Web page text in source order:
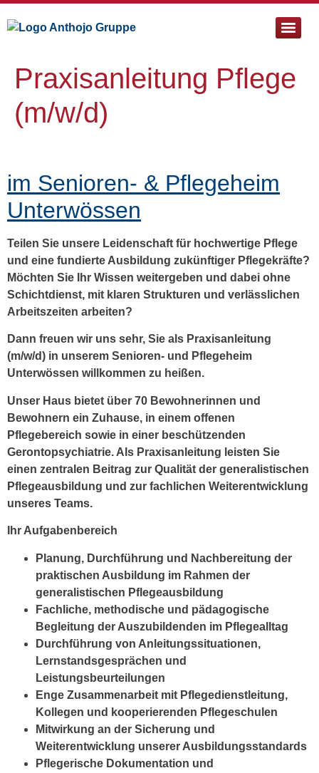
Praxisanleitung Pflege
(m/w/d)
im Senioren- & Pflegeheim
Unterwössen
Teilen Sie unsere Leidenschaft für hochwertige Pflege
und eine fundierte Ausbildung zukünftiger Pflegekräfte?
Möchten Sie Ihr Wissen weitergeben und dabei ohne
Schichtdienst, mit klaren Strukturen und verlässlichen
Arbeitszeiten arbeiten?
Dann freuen wir uns sehr, Sie als Praxisanleitung
(m/w/d) in unserem Senioren- und Pflegeheim
Unterwössen willkommen zu heißen.
Unser Haus bietet über 70 Bewohnerinnen und
Bewohnern ein Zuhause, in einem offenen
Pflegebereich sowie in einer beschützenden
Gerontopsychiatrie. Als Praxisanleitung leisten Sie
einen zentralen Beitrag zur Qualität der generalistischen
Pflegeausbildung und zur fachlichen Weiterentwicklung
unseres Teams.
Ihr Aufgabenbereich
Planung, Durchführung und Nachbereitung der
praktischen Ausbildung im Rahmen der
generalistischen Pflegeausbildung
Fachliche, methodische und pädagogische
Begleitung der Auszubildenden im Pflegealltag
Durchführung von Anleitungssituationen,
Lernstandsgesprächen und
Leistungsbeurteilungen
Enge Zusammenarbeit mit Pflegedienstleitung,
Kollegen und kooperierenden Pflegeschulen
Mitwirkung an der Sicherung und
Weiterentwicklung unserer Ausbildungsstandards
Pflegerische Dokumentation und